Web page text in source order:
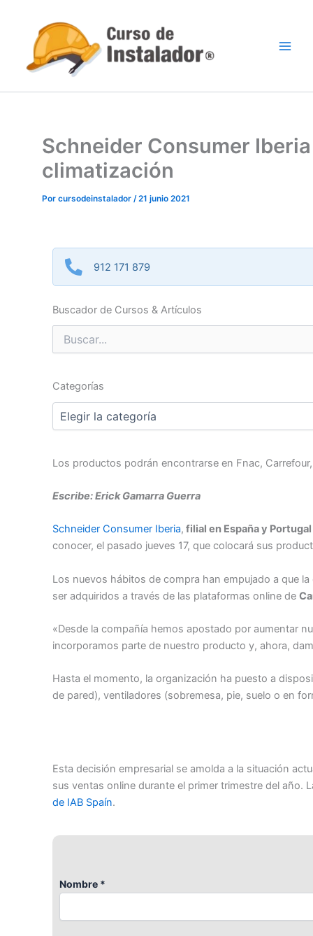
contenido
Schneider Consumer
climatización
Por cursodeinstalador /21 junio 2021
912 171 879
Buscador de Cursos & Artículos
Buscar
por:
Categorías
Categorías
Los productos podrán encontrarse en Fnac,
Escribe: Erick Gamarra Guerra
Schneider Consumer Iberia, filial en España y
conocer, el pasado jueves 17, que colocará sus
Los nuevos hábitos de compra han empujado a que
ser adquiridos a través de las plataformas online de
«Desde la compañía hemos apostado por aumentar
incorporamos parte de nuestro producto y, ahora,
Hasta el momento, la organización ha puesto a
de pared), ventiladores (sobremesa, pie, suelo o en
Esta decisión empresarial se amolda a la situación
sus ventas online durante el primer trimestre del año.
de IAB Spaín.
Nombre *